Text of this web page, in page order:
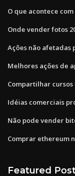
O que acontece
Onde vender fotos
Ações não afetadas
Melhores ações de
Compartilhar
Idéias comerciais
Não pode vender
Comprar ethereum
Featured